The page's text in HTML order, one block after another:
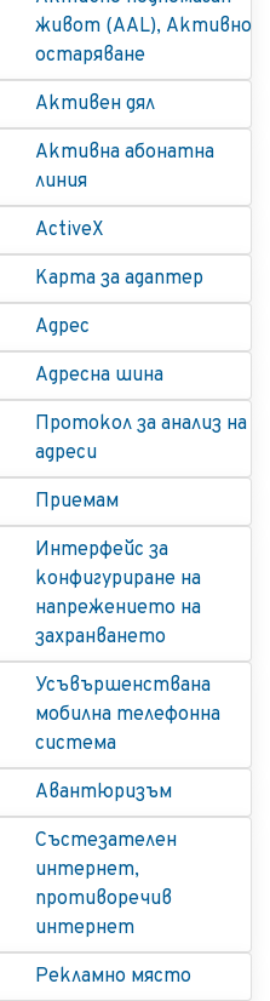
живот (AAL), Активно
остаряване
Активен дял
Активна абонатна
линия
ActiveX
Kарта за адаптер
Адрес
Адресна шина
Протокол за анализ на
адреси
Приемам
Интерфейс за
конфигуриране на
напрежението на
захранването
Усъвършенствана
мобилна телефонна
система
Авантюризъм
Състезателен
интернет,
противоречив
интернет
Рекламно място